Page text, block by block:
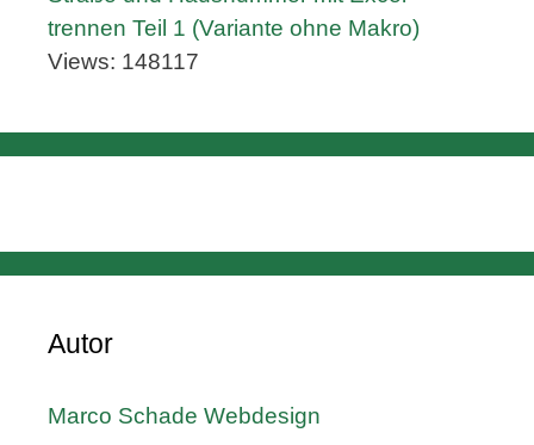
trennen Teil 1 (Variante ohne Makro)
Views: 148117
Autor
Marco Schade Webdesign